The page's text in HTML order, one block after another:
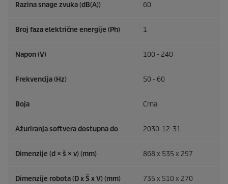
Razina snage zvuka (dB(A)) 60
Broj faza električne energije (Ph) 1
Napon (V) 100 - 240
Frekvencija (Hz) 50 - 60
Boja Crna
Ažuriranja softvera dostupna do 2030-12-31
Dimenzije (d × š × v) (mm) 868 x 535 x 297
Dimenzije robota (D x Š x V) (mm) 735 x 510 x 270